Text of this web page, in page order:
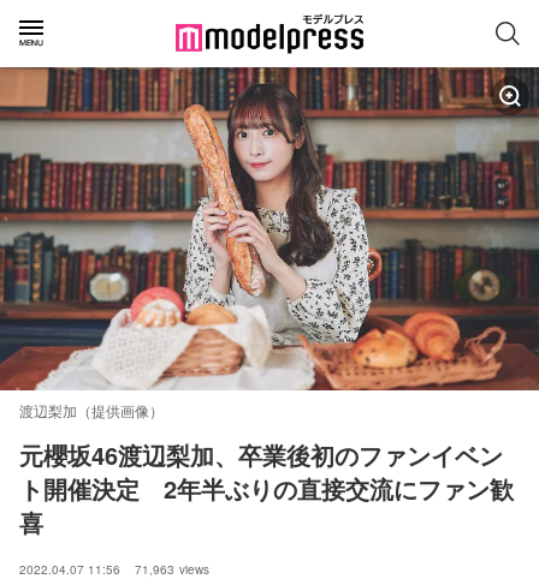
渡辺梨加（提供画像）
元櫻坂46渡辺梨加、卒業後初のファンイベン
ト開催決定　2年半ぶりの直接交流にファン歓
喜
2022.04.07 11:56 71,963 views